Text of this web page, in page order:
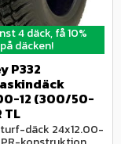
4 däck, få 10%
däcken!
P332
12 (300/50-
TL
däck 24x12.00-